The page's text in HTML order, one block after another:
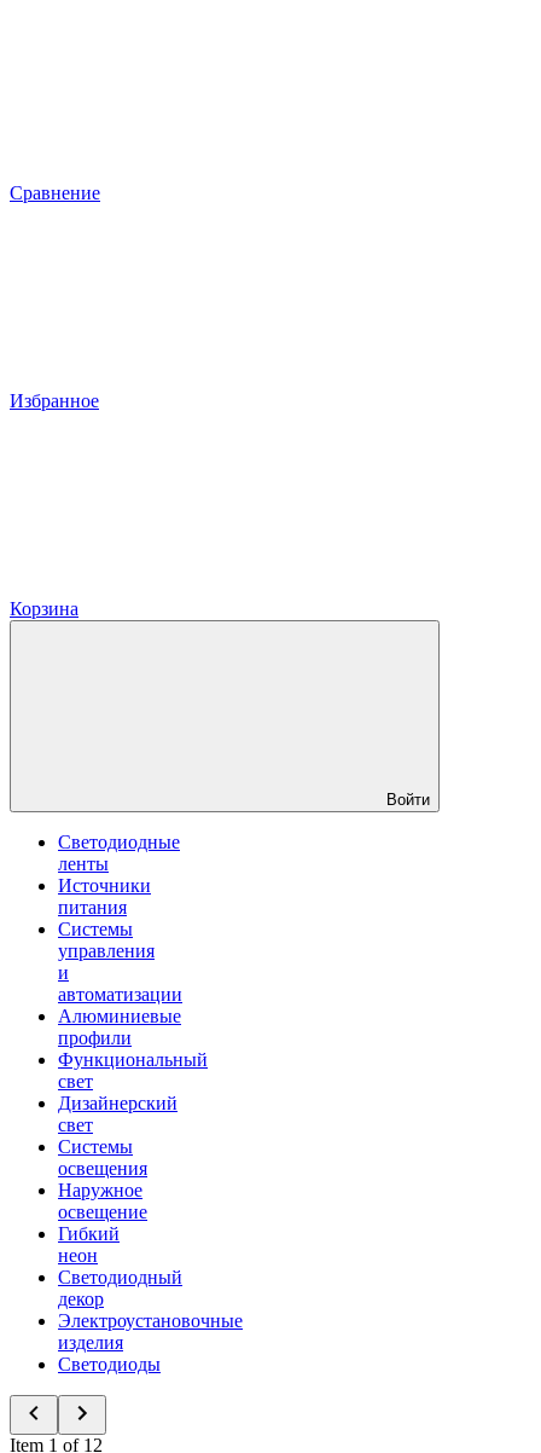
Сравнение
Избранное
Корзина
Войти
Светодиодные
ленты
Источники
питания
Системы
управления
и
автоматизации
Алюминиевые
профили
Функциональный
свет
Дизайнерский
свет
Системы
освещения
Наружное
освещение
Гибкий
неон
Светодиодный
декор
Электроустановочные
изделия
Светодиоды
Item 1 of 12